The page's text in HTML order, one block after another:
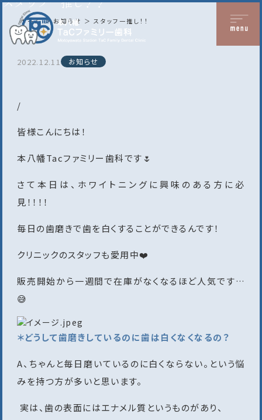
ホーム お知らせ スタッフ一推し！！
2022.12.11 お知らせ
/
皆様こんにちは！
本八幡Tacファミリー歯科です🌷
さて本日は、ホワイトニングに興味のある方に必
見！！！！
毎日の歯磨きで歯を白くすることができるんです！
クリニックのスタッフも愛用中❤️
販売開始から一週間で在庫がなくなるほど人気です…
😅
＊どうして歯磨きしているのに歯は白くなくなるの？
A、ちゃんと毎日磨いているのに白くならない。という悩
みを持つ方が多いと思います。
実は、歯の表面にはエナメル質というものがあり、